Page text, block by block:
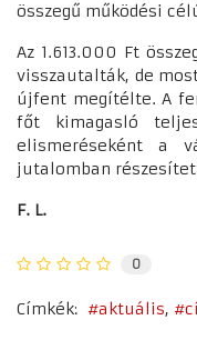
összegű működési
Az 1.613.000 Ft
visszautalták, de
újfent megítélte. A
főt kimagasló
elismeréseként a
jutalomban
F. L.
0
Címkék: aktuális